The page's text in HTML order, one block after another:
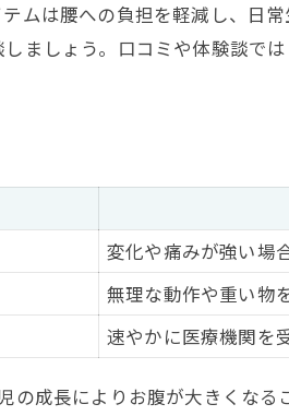
ケア比較表
イテム活用術
のバランス
ムは腰への負担を軽減し、日
ましょう。口コミや体験談で
変化や痛みが強い場
無理な動作や重い物
速やかに医療機関を
成長によりお腹が大きくなる